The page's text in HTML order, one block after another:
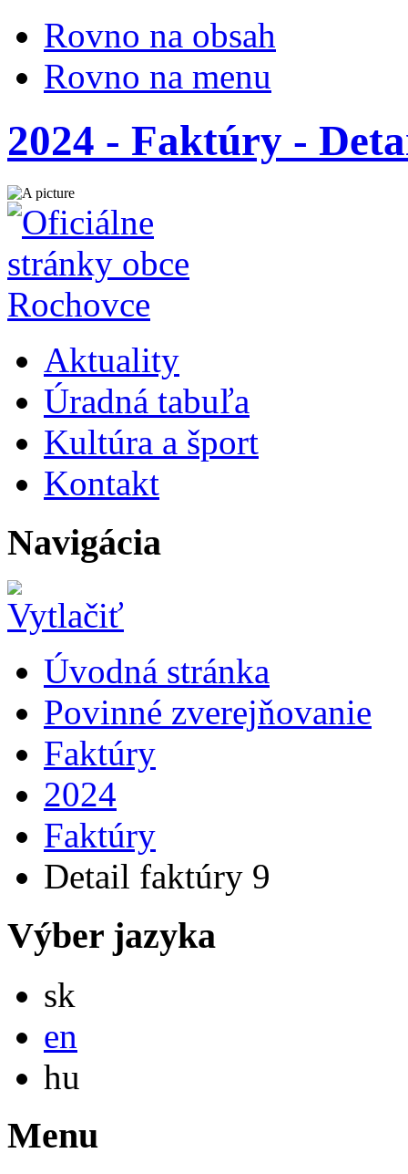
Rovno na obsah
Rovno na menu
2024 - Faktúry -
Aktuality
Úradná tabuľa
Kultúra a šport
Kontakt
Navigácia
Úvodná stránka
Povinné zverejňovanie
Faktúry
2024
Faktúry
Detail faktúry 9
Výber jazyka
sk
en
hu
Menu